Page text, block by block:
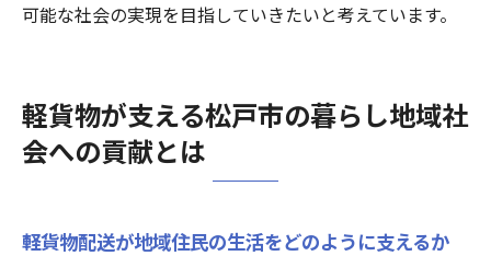
可能な社会の実現を目指していきたいと考えています。
軽貨物が支える松戸市の暮らし地域社
会への貢献とは
軽貨物配送が地域住民の生活をどのように支えるか